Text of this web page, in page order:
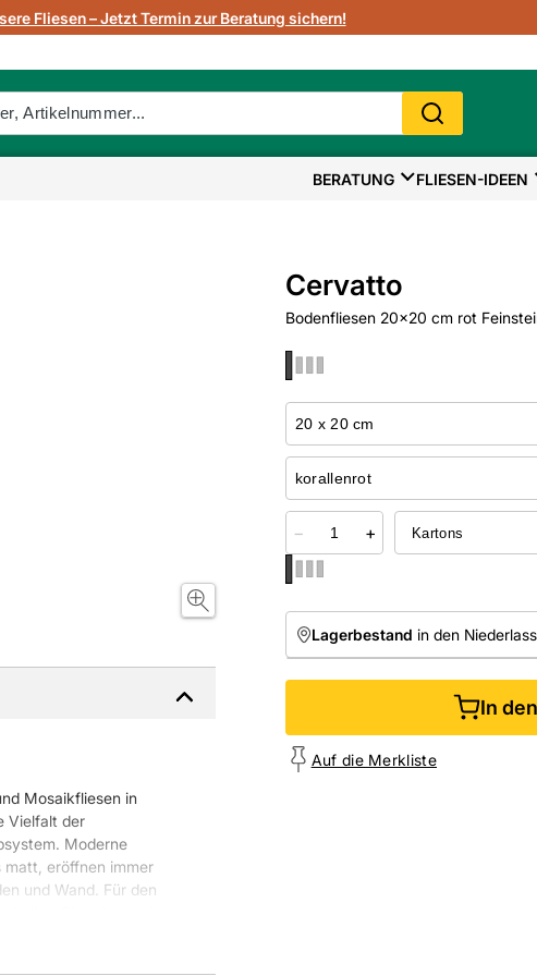
Fliesen – Jetzt Termin zur Beratung sichern!
BERATUNG FLIESEN-IDEEN
Cervatto
Bodenfliesen 20x20 cm rot
− +
Lagerbestand in den
NIEDERLASSUNGEN
In
Auf die Merkliste
Mosaikfliesen in
Vielfalt der
Moderne
matt, eröffnen immer
und Wand. Für den
Sie mit nur einer
gleichzeitig so